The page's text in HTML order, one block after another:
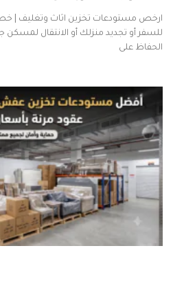
للسفر أو تجديد منزلك أو الانتقال لمسكن
الحفاظ على